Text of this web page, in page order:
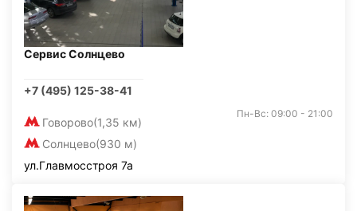
Сервис Солнцево
+7 (495) 125-38-41
Говорово(1,35 км)
Солнцево(930 м)
Пн-Вс: 09:00 - 21:00
ул.Главмосстроя 7а